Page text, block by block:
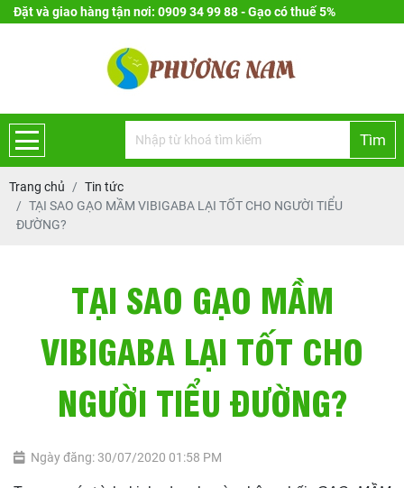
Đặt và giao hàng tận nơi: 0909 34 99 88 - Gạo có thuế 5%
Tìm
Trang chủ
Tin tức
TẠI SAO GẠO MẦM VIBIGABA LẠI TỐT CHO NGƯỜI TIỂU
ĐƯỜNG?
TẠI SAO GẠO MẦM
VIBIGABA LẠI TỐT CHO
NGƯỜI TIỂU ĐƯỜNG?
Ngày đăng: 30/07/2020 01:58 PM